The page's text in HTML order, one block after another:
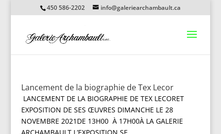
450 586-2202 info@galeriearchambault.ca
Lancement de la biographie de Tex Lecor
LANCEMENT DE LA BIOGRAPHIE DE TEX LECORET
EXPOSITION DE SES ŒUVRES DIMANCHE LE 28
NOVEMBRE 2021DE 13H00 À 17H00À LA GALERIE